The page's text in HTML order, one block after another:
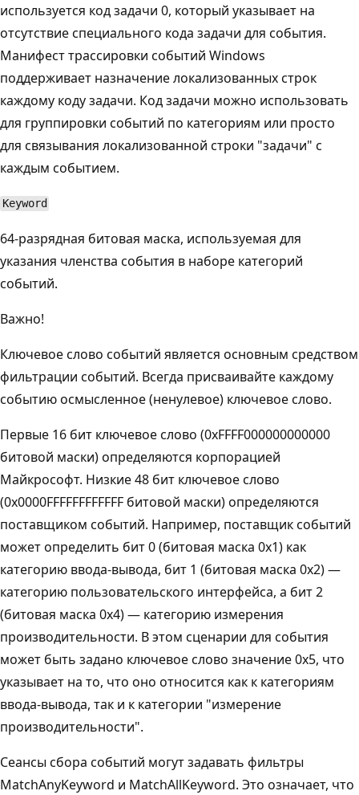
используется код задачи 0, который указывает на
отсутствие специального кода задачи для события.
Манифест трассировки событий Windows
поддерживает назначение локализованных строк
каждому коду задачи. Код задачи можно использовать
для группировки событий по категориям или просто
для связывания локализованной строки "задачи" с
каждым событием.
Keyword
64-разрядная битовая маска, используемая для
указания членства события в наборе категорий
событий.
Важно!
Ключевое слово событий является основным средством
фильтрации событий. Всегда присваивайте каждому
событию осмысленное (ненулевое) ключевое слово.
Первые 16 бит ключевое слово (0xFFFF000000000000
битовой маски) определяются корпорацией
Майкрософт. Низкие 48 бит ключевое слово
(0x0000FFFFFFFFFFFF битовой маски) определяются
поставщиком событий. Например, поставщик событий
может определить бит 0 (битовая маска 0x1) как
категорию ввода-вывода, бит 1 (битовая маска 0x2) —
категорию пользовательского интерфейса, а бит 2
(битовая маска 0x4) — категорию измерения
производительности. В этом сценарии для события
может быть задано ключевое слово значение 0x5, что
указывает на то, что оно относится как к категориям
ввода-вывода, так и к категории "измерение
производительности".
Сеансы сбора событий могут задавать фильтры
MatchAnyKeyword и MatchAllKeyword. Это означает, что